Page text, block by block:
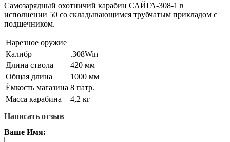
Самозарядный охотничий карабин САЙГА-308-1 в
исполнении 50 со складывающимся трубчатым прикладом с
подщечником.
Нарезное оружие
Калибр
.308Win
Длина ствола
420 мм
Общая длина
1000 мм
Ёмкость магазина 8 патр.
Масса карабина
4,2 кг
Написать отзыв
Ваше Имя: